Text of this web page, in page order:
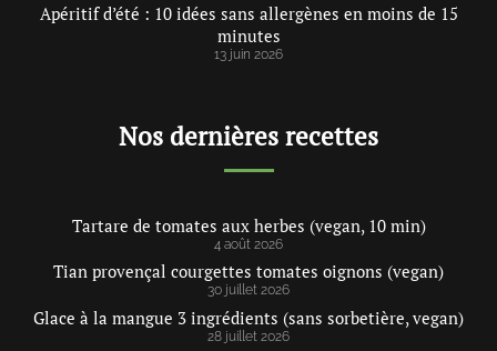
Apéritif d’été : 10 idées sans allergènes en moins de 15
minutes
13 juin 2026
Nos dernières recettes
Tartare de tomates aux herbes (vegan, 10 min)
4 août 2026
Tian provençal courgettes tomates oignons (vegan)
30 juillet 2026
Glace à la mangue 3 ingrédients (sans sorbetière, vegan)
28 juillet 2026